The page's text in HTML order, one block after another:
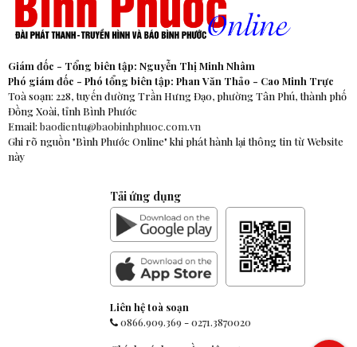
Giám đốc - Tổng biên tập: Nguyễn Thị Minh Nhâm
Phó giám đốc - Phó tổng biên tập: Phan Văn Thảo - Cao Minh Trực
Toà soạn: 228, tuyến đường Trần Hưng Đạo, phường Tân Phú, thành phố
Đồng Xoài, tỉnh Bình Phước
Email: baodientu@baobinhphuoc.com.vn
Ghi rõ nguồn "Bình Phước Online" khi phát hành lại thông tin từ Website
này
Tải ứng dụng
Liên hệ toà soạn
0866.909.369-0271.3870020